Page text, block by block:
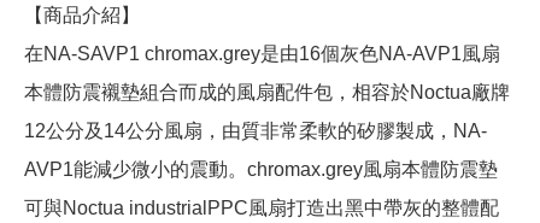
【商品介紹】
在NA-SAVP1 chromax.grey是由16個灰色NA-AVP1風扇
本體防震襯墊組合而成的風扇配件包，相容於Noctua廠牌
12公分及14公分風扇，由質非常柔軟的矽膠製成，NA-
AVP1能減少微小的震動。chromax.grey風扇本體防震墊
可與Noctua industrialPPC風扇打造出黑中帶灰的整體配